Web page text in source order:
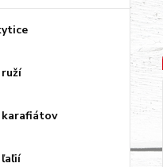
karafiátov
ľaľií